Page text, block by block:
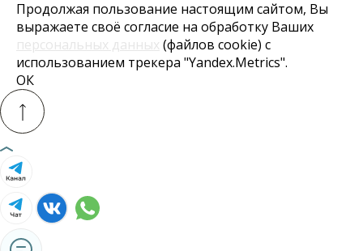
Продолжая пользование настоящим сайтом, Вы
выражаете своё согласие на обработку Ваших
персональных данных (файлов cookie) с
использованием трекера "Yandex.Metrics".
ОК